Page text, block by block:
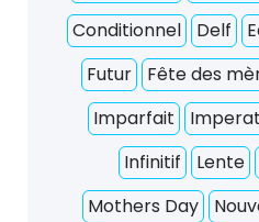
Conditionnel
Delf
Futur
Fête des
Imparfait
Infinitif
Lente
Mothers Day